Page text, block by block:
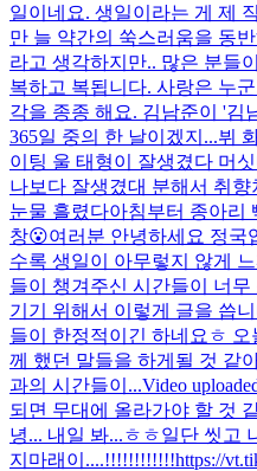
일이네요. 생일이라는 게 제
만 늘 약간의 쑥스러움을 동
라고 생각하지만.. 많은 분들
복하고 복됩니다. 사랑은 누
각을 종종 해요. 김남준이 '김
365일 중의 한 날이겠지...뷔
이팅 울 태형이 잘생겼다 머
나보다 잘생겼대 분해서 취
눈물 흘렸다아침부터 종아리
창😮여러분 안녕하세요 정국
수록 생일이 아무렇지 않게
들이 챙겨주신 시간들이 너
기기 위해서 이렇게 글을 씁
들이 한정적이긴 하네요ㅎ
께 했던 말들을 하게될 것 같
과의 시간들이...Video
되면 무대에 올라가야 할 것
녕... 내일 봐...ㅎㅎ일단 씻고
지마래이....!!!!!!!!!!!!https://